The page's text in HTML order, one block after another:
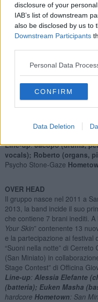
disclosure of your
IAB’s list of downstream
also be disclosed by us to
Downstream Participants
Personal Data
CONFIRM
Data Deletion
NEKO AT STELLA
Trio chitarra/voce + batteria
uscito il 27 settembre 2013
da subito si concentrano
diverse realtà, toscane e
Bud Spencer Blues
Musicalmente sono legati
dissonanze proprie del noise
Line-up:Jacopo (drums,
vocals); Roberto (organs,
Psycho Stone-Gaze
OVER HEAD
Il gruppo nasce nel 2011 a
2013, la band incide il suo
che contiene 7 brani inediti. A
Your Skin” contenente 13
e la partecipazione ai festival
“Suoni nella notte” di Cerreto
(San Miniato) in
Stage Contest” di Officina
Line-up: Alessia Elefante
(batteria); Euken Masha
hardcore Hometown: San